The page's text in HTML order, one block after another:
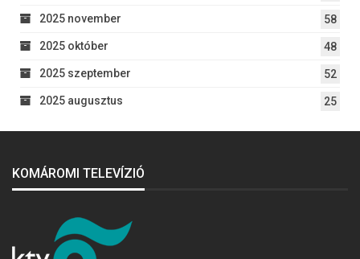
2025 november 58
2025 október 48
2025 szeptember 52
2025 augusztus 25
KOMÁROMI TELEVÍZIÓ